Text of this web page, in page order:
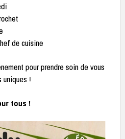
de cuisine
pour prendre soin de vous
uniques !
tous !